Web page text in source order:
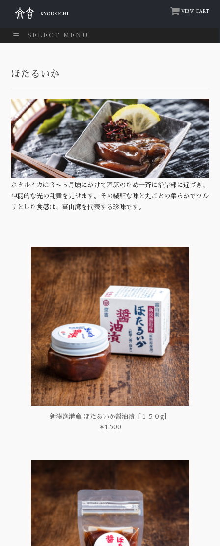
VIEW CART
SELECT MENU
ほたるいか
ホタルイカは３〜５月頃にかけて産卵のため一斉に沿岸部に近づき、
神秘的な光の乱舞を見せます。その繊細な味と丸ごとの柔らかでツル
リとした食感は、富山湾を代表する珍味です。
新湊漁港産 ほたるいか醤油漬［１５０g］
¥1,500